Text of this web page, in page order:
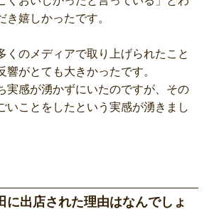
き嬉しかったです。
くのメディアで取り上げられたこと
響がとても大きかったです。
実感が湧かずにいたのですが、その
いことをしたという実感が湧きまし
に出店された理由はなんでしょ